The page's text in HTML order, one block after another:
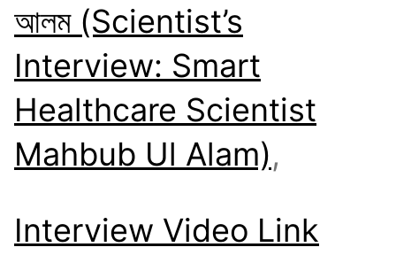
আলম (Scientist’s
Interview: Smart
Healthcare Scientist
Mahbub Ul Alam),
Interview Video Link